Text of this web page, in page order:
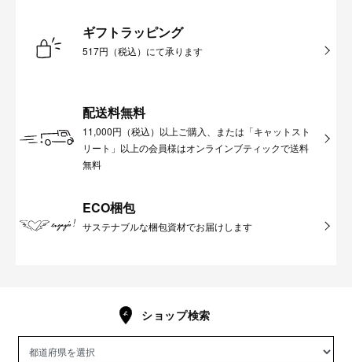
ギフトラッピング
517円（税込）にて承ります
配送料無料
11,000円（税込）以上ご購入、または「キャットスト
リート」以上の会員様はオンラインブティックで送料
無料
ECO梱包
サステナブルな梱包資材でお届けします
ショップ検索